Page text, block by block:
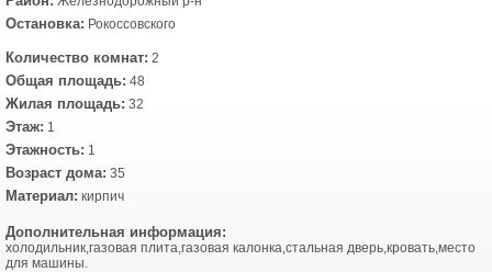
Остановка: Рокоссовского
Количество комнат: 2
Общая площадь: 48
Жилая площадь: 32
Этаж: 1
Этажность: 1
Возраст дома: 35
Материал: кирпич
Дополнительная информация:
холодильник,газовая плита,газовая калонка,стальная дверь,кровать,место
для машины.